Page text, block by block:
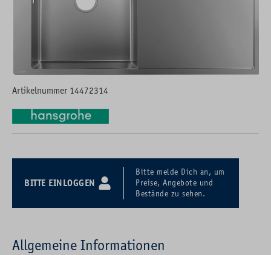
Artikelnummer 14472314
BITTE EINLOGGEN
Bitte melde Dich an, um
Preise, Angebote und
Bestände zu sehen.
Allgemeine Informationen